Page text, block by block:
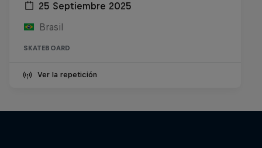
25 Septiembre 2025
Brasil
SKATEBOARD
Ver la repetición